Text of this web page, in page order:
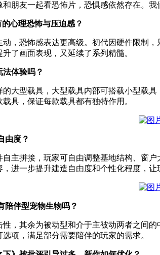
朋友一起看恐怖片，恐惧感依然存在。我
心理恐怖与压迫感？
，恐怖感表达更高级。初代因硬件限制
了画面表现，又延续了系列精髓。
体验吗？
大型载具，大型载具内部可搭载小型载
具，保证每款载具都有独特作用。
由度？
主拼接，玩家可自由调整基地结构、窗
进一步提升建造自由度和个性化程度，让
陪伴型宠物生物吗？
，其余为被动型和介于主被动两者之间
项，满足部分需要陪伴的玩家的需求。